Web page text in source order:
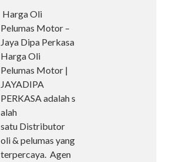
Harga Oli
Pelumas Motor –
Jaya Dipa Perkasa
Harga Oli
Pelumas Motor |
JAYADIPA
PERKASA adalah s
alah
satu Distributor
oli & pelumas yang
terpercaya. Agen